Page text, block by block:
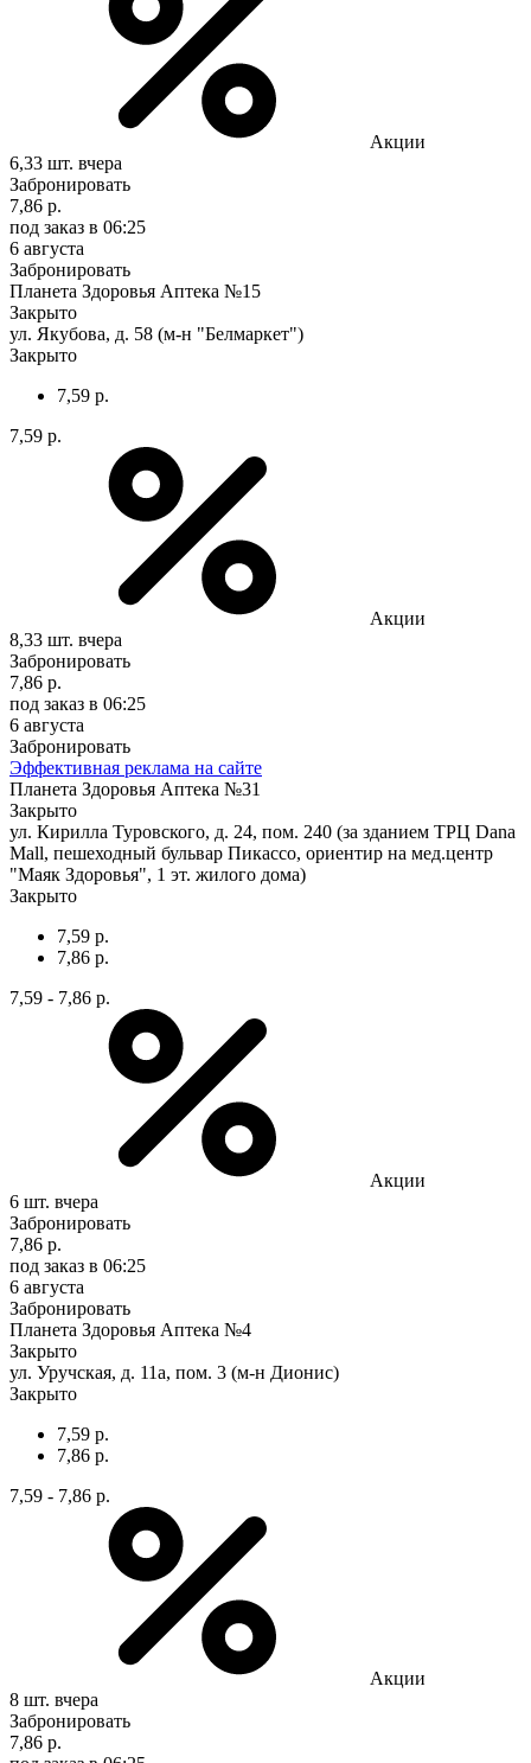
Акции
6,33 шт. вчера
Забронировать
7,86 р.
под заказ в 06:25
6 августа
Забронировать
Планета Здоровья Аптека №15
Закрыто
ул. Якубова, д. 58 (м-н "Белмаркет")
Закрыто
7,59 р.
7,59 р.
Акции
8,33 шт. вчера
Забронировать
7,86 р.
под заказ в 06:25
6 августа
Забронировать
Эффективная реклама на сайте
Планета Здоровья Аптека №31
Закрыто
ул. Кирилла Туровского, д. 24, пом. 240 (за зданием ТРЦ Dana
Mall, пешеходный бульвар Пикассо, ориентир на мед.центр
"Маяк Здоровья", 1 эт. жилого дома)
Закрыто
7,59 р.
7,86 р.
7,59 - 7,86 р.
Акции
6 шт. вчера
Забронировать
7,86 р.
под заказ в 06:25
6 августа
Забронировать
Планета Здоровья Аптека №4
Закрыто
ул. Уручская, д. 11а, пом. 3 (м-н Дионис)
Закрыто
7,59 р.
7,86 р.
7,59 - 7,86 р.
Акции
8 шт. вчера
Забронировать
7,86 р.